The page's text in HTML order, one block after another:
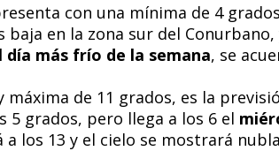
con una mínima de 4
baja en la zona sur del
día más frío de la semana, se
máxima de 11 grados, es la
5 grados, pero llega a los 6 el
los 13 y el cielo se mostrará